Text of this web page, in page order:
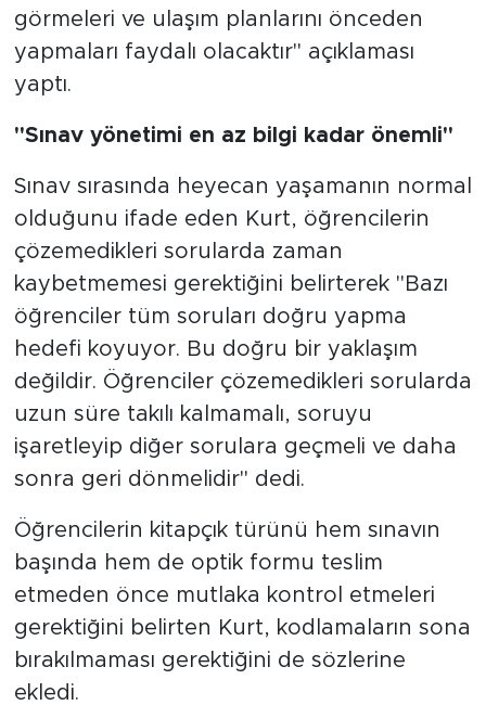
görmeleri ve ulaşım planlarını önceden
yapmaları faydalı olacaktır" açıklaması
yaptı.
"Sınav yönetimi en az bilgi kadar önemli"
Sınav sırasında heyecan yaşamanın normal
olduğunu ifade eden Kurt, öğrencilerin
çözemedikleri sorularda zaman
kaybetmemesi gerektiğini belirterek "Bazı
öğrenciler tüm soruları doğru yapma
hedefi koyuyor. Bu doğru bir yaklaşım
değildir. Öğrenciler çözemedikleri sorularda
uzun süre takılı kalmamalı, soruyu
işaretleyip diğer sorulara geçmeli ve daha
sonra geri dönmelidir" dedi.
Öğrencilerin kitapçık türünü hem sınavın
başında hem de optik formu teslim
etmeden önce mutlaka kontrol etmeleri
gerektiğini belirten Kurt, kodlamaların sona
bırakılmaması gerektiğini de sözlerine
ekledi.